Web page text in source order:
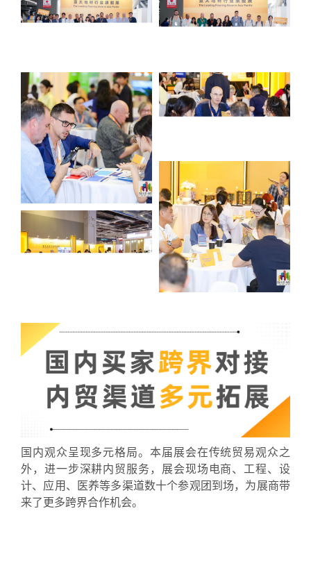
国内观众呈现多元格局。本届展会在传统贸易观众之
外，进一步深耕内贸服务，展会现场电商、工程、设
计、应用、医养等多渠道数十个参观团到场，为展商带
来了更多跨界合作机会。